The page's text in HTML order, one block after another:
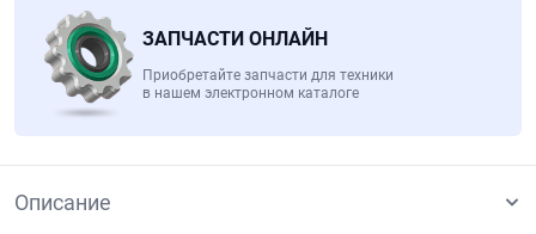
ЗАПЧАСТИ ОНЛАЙН
Приобретайте запчасти для техники
в нашем электронном каталоге
Описание